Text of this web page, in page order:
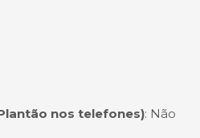
nos telefones): Não